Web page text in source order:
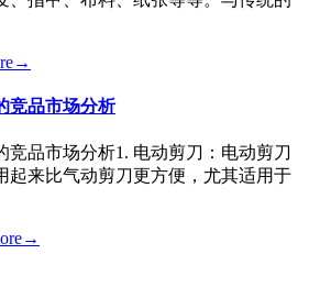
→
竞品市场分析
竞品市场分析1. 电动剪刀：电动剪刀
起来比气动剪刀更方便，尤其适用于
→